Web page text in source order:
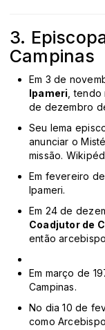
3.
Campinas
Em 3 de
Ipameri ,
de dezembro
Seu lema
anunciar o
missão.
Em fevereiro
Ipameri.
Em 24 de
Coadjutor de
então
Em março de
Campinas.
No dia 10 de
como